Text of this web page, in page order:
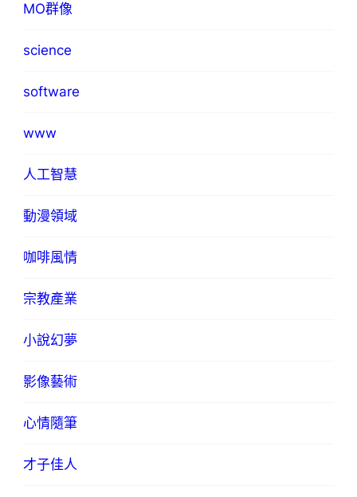
MO群像
science
software
www
人工智慧
動漫領域
咖啡風情
宗教產業
小說幻夢
影像藝術
心情隨筆
才子佳人